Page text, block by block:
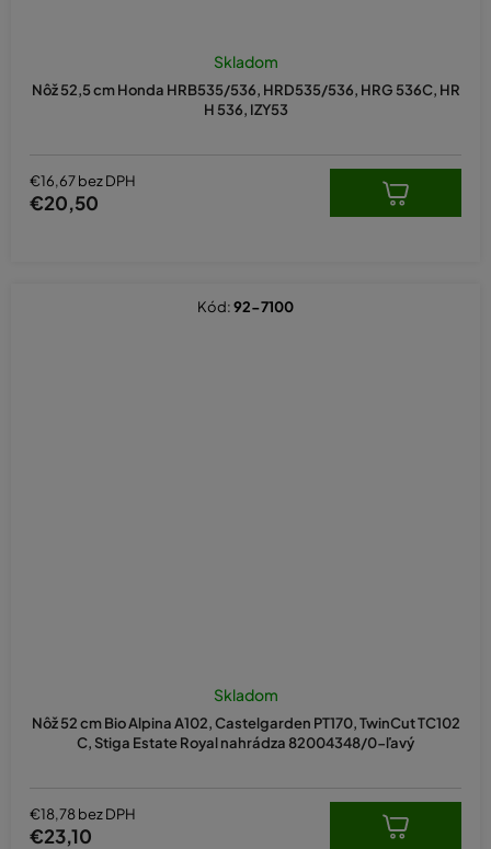
Nôž 52,5 cm Honda HRB535/536, HRD535/536, HRG 536C, HR
H 536, IZY53
Skladom
€16,67 bez DPH
€20,50
Nôž 52 cm Bio Alpina A102, Castelgarden PT170, TwinCut TC102
C, Stiga Estate Royal nahrádza 82004348/0-ľavý
Skladom
€18,78 bez DPH
€23,10
Kód:92-7100